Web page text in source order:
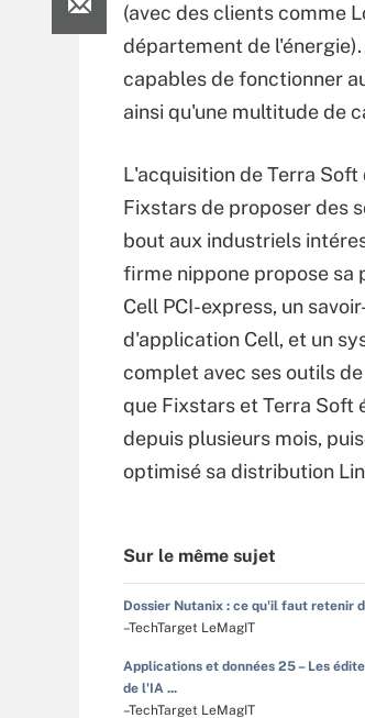
(avec des clients comme
département de
capables de fonctionner
ainsi qu'une multitude de
L'acquisition de Terra
Fixstars de proposer des
bout aux industriels
firme nippone propose
Cell PCI-express, un
d'application Cell, et un
complet avec ses outils
que Fixstars et Terra Soft
depuis plusieurs mois,
optimisé sa distribution
Sur le même sujet
Dossier Nutanix : ce qu'il faut retenir
–TechTarget LeMagIT
Applications et données 25 – Les
de l'IA ...
–TechTarget LeMagIT